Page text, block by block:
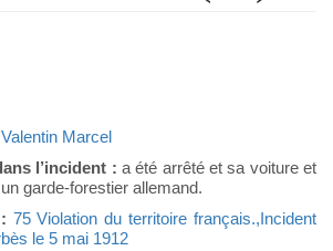
Valentin Marcel
l’incident : a été arrêté et sa voiture et
garde-forestier allemand.
75 Violation du territoire français.,Incident
le 5 mai 1912